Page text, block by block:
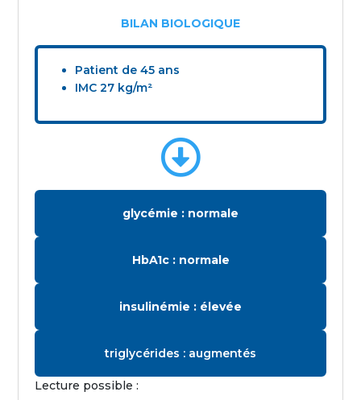
BILAN BIOLOGIQUE
Patient de 45 ans
IMC 27 kg/m²

glycémie : normale
HbA1c : normale
insulinémie : élevée
triglycérides : augmentés
Lecture possible :